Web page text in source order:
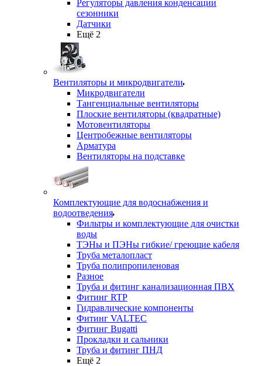
Регуляторы давления конденсации
сезонники
Датчики
Ещё 2
Вентиляторы и микродвигатели
Микродвигатели
Тангенциальные вентиляторы
Плоские вентиляторы (квадратные)
Мотовентиляторы
Центробежные вентиляторы
Арматура
Вентиляторы на подставке
Комплектующие для водоснабжения и
водоотведения
Фильтры и комплектующие для очистки
воды
ТЭНы и ПЭНы гибкие/ греющие кабеля
Труба металопласт
Труба полипропиленовая
Разное
Труба и фитинг канализационная ПВХ
Фитинг RTP
Гидравлические компоненты
Фитинг VALTEC
Фитинг Bugatti
Прокладки и сальники
Труба и фитинг ПНД
Ещё 2